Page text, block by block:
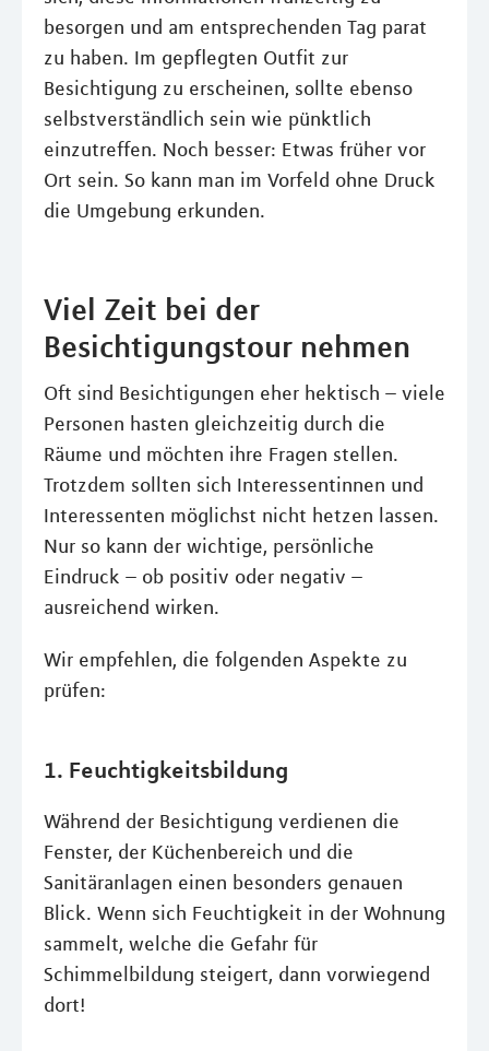
besorgen und am entsprechenden Tag parat
zu haben. Im gepflegten Outfit zur
Besichtigung zu erscheinen, sollte ebenso
selbstverständlich sein wie pünktlich
einzutreffen. Noch besser: Etwas früher vor
Ort sein. So kann man im Vorfeld ohne Druck
die Umgebung erkunden.
Viel Zeit bei der
Besichtigungstour nehmen
Oft sind Besichtigungen eher hektisch – viele
Personen hasten gleichzeitig durch die
Räume und möchten ihre Fragen stellen.
Trotzdem sollten sich Interessentinnen und
Interessenten möglichst nicht hetzen lassen.
Nur so kann der wichtige, persönliche
Eindruck – ob positiv oder negativ –
ausreichend wirken.
Wir empfehlen, die folgenden Aspekte zu
prüfen:
1. Feuchtigkeitsbildung
Während der Besichtigung verdienen die
Fenster, der Küchenbereich und die
Sanitäranlagen einen besonders genauen
Blick. Wenn sich Feuchtigkeit in der Wohnung
sammelt, welche die Gefahr für
Schimmelbildung steigert, dann vorwiegend
dort!